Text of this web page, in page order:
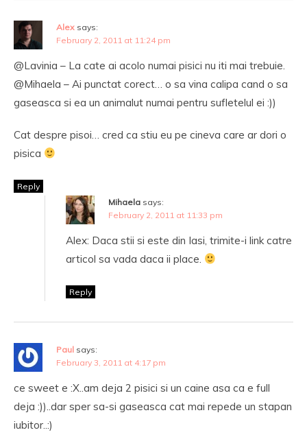
Alex says:
February 2, 2011 at 11:24 pm
@Lavinia – La cate ai acolo numai pisici nu iti mai trebuie.
@Mihaela – Ai punctat corect… o sa vina calipa cand o sa
gaseasca si ea un animalut numai pentru sufletelul ei :))
Cat despre pisoi… cred ca stiu eu pe cineva care ar dori o
pisica
Reply
Mihaela says:
February 2, 2011 at 11:33 pm
Alex: Daca stii si este din Iasi, trimite-i link catre
articol sa vada daca ii place.
Reply
Paul says:
February 3, 2011 at 4:17 pm
ce sweet e :X..am deja 2 pisici si un caine asa ca e full
deja :))..dar sper sa-si gaseasca cat mai repede un stapan
iubitor..:)